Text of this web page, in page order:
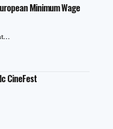
Minimum Wage
CineFest